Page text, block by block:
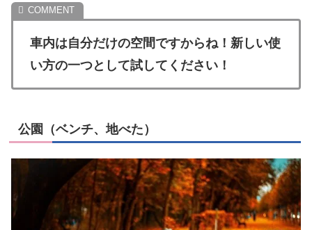
車内は自分だけの空間ですからね！新しい使
い方の一つとして試してください！
公園（ベンチ、地べた）